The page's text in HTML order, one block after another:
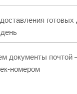
готовых
документы почтой
номером